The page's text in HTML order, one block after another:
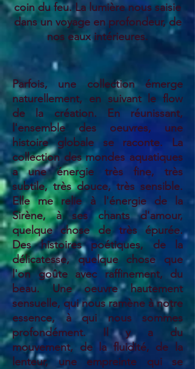
coin du feu. La lumière nous saisie
dans un voyage en profondeur, de
nos eaux intérieures.
Parfois, une collection émerge
naturellement, en suivant le flow
de la création. En réunissant,
l'ensemble des oeuvres, une
histoire globale se raconte. La
collection des mondes aquatiques
a une énergie très fine, très
subtile, très douce, très sensible.
Elle me relie à l'énergie de la
Sirène, à ses chants d'amour,
quelque chose de très épurée.
Des histoires poétiques, de la
délicatesse, quelque chose que
l'on goûte avec raffinement, du
beau. Une oeuvre hautement
sensuelle, qui nous ramène à notre
essence, à qui nous sommes
profondément. Il y a du
mouvement, de la fluidité, de la
lenteur, une empreinte qui se